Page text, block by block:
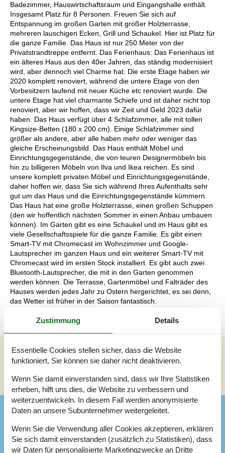
Badezimmer, Hauswirtschaftsraum und Eingangshalle enthält.
Insgesamt Platz für 8 Personen. Freuen Sie sich auf
Entspannung im großen Garten mit großer Holzterrasse,
mehreren lauschigen Ecken, Grill und Schaukel. Hier ist Platz für
die ganze Familie. Das Haus ist nur 250 Meter von der
Privatstrandtreppe entfernt. Das Ferienhaus: Das Ferienhaus ist
ein älteres Haus aus den 40er Jahren, das ständig modernisiert
wird, aber dennoch viel Charme hat. Die erste Etage haben wir
2020 komplett renoviert, während die untere Etage von den
Vorbesitzern laufend mit neuer Küche etc renoviert wurde. Die
untere Etage hat viel charmante Schiefe und ist daher nicht top
renoviert, aber wir hoffen, dass wir Zeit und Geld 2023 dafür
haben. Das Haus verfügt über 4 Schlafzimmer, alle mit tollen
Kingsize-Betten (180 x 200 cm). Einige Schlafzimmer sind
größer als andere, aber alle haben mehr oder weniger das
gleiche Erscheinungsbild. Das Haus enthält Möbel und
Einrichtungsgegenstände, die von teuren Designermöbeln bis
hin zu billigeren Möbeln von Ilva und Ikea reichen. Es sind
unsere komplett privaten Möbel und Einrichtungsgegenstände,
daher hoffen wir, dass Sie sich während Ihres Aufenthalts sehr
gut um das Haus und die Einrichtungsgegenstände kümmern.
Das Haus hat eine große Holzterrasse, einen großen Schuppen
(den wir hoffentlich nächsten Sommer in einen Anbau umbauen
können). Im Garten gibt es eine Schaukel und im Haus gibt es
viele Gesellschaftsspiele für die ganze Familie. Es gibt einen
Smart-TV mit Chromecast im Wohnzimmer und Google-
Lautsprecher im ganzen Haus und ein weiterer Smart-TV mit
Chromecast wird im ersten Stock installiert. Es gibt auch zwei
Bluetooth-Lautsprecher, die mit in den Garten genommen
werden können. Die Terrasse, Gartenmöbel und Falträder des
Hauses werden jedes Jahr zu Ostern hergerichtet, es sei denn,
das Wetter ist früher in der Saison fantastisch.
Siehe Häuser nebenan
Sonnenstand über dem gewählten Objekt 😎
Ausstattung
Drinnen
Zustimmung Details
Essentielle Cookies stellen sicher, dass die Website
funktioniert, Sie können sie daher nicht deaktivieren.
Wenn Sie damit einverstanden sind, dass wir Ihre Statistiken
erheben, hilft uns dies, die Website zu verbessern und
weiterzuentwickeln. In diesem Fall werden anonymisierte
Daten an unsere Subunternehmer weitergeleitet.
Wenn Sie die Verwendung aller Cookies akzeptieren, erklären
Sie sich damit einverstanden (zusätzlich zu Statistiken), dass
wir Daten für personalisierte Marketingzwecke an Dritte